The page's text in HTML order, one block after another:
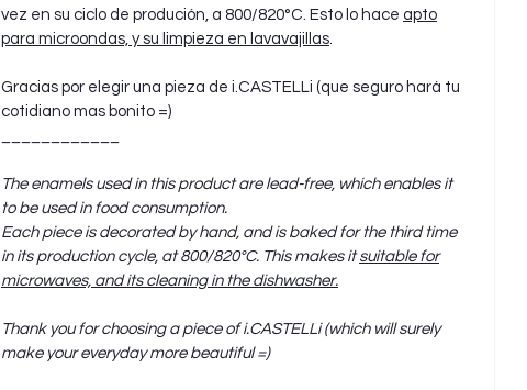
vez en su ciclo de produción, a 800/820°C. Esto lo hace apto
para microondas, y su limpieza en lavavajillas
Gracias por elegir una pieza de i.CASTELLi (que seguro hará tu
cotidiano mas bonito =)
The enamels used in this product are lead-free, which enables it
to be used in food consumption.
Each piece is decorated by hand, and is baked for the third time
in its production cycle, at 800/820°C. This makes itsuitable for
microwaves, and its cleaning in the dishwasher.
Thank you for choosing a piece of i.CASTELLi (which will surely
make your everyday more beautiful =)